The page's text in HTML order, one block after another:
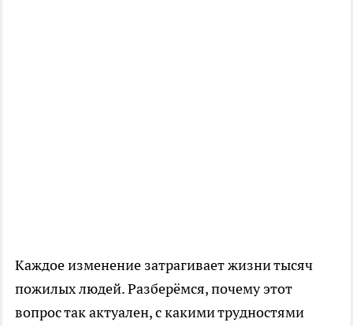
Каждое изменение затрагивает жизни тысяч
пожилых людей. Разберёмся, почему этот
вопрос так актуален, с какими трудностями